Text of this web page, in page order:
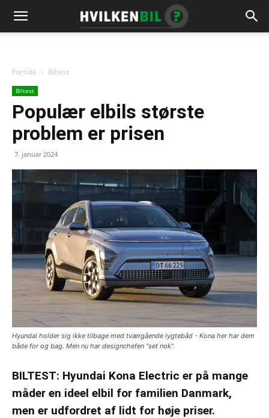
Forside Biltest
Biltest
Populær elbils største
problem er prisen
7. januar 2024
Hyundai holder sig ikke tilbage med tværgående lygtebåd - Kona her har dem
både for og bag. Men nu har designchefen "set nok".
BILTEST: Hyundai Kona Electric er på mange
måder en ideel elbil for familien Danmark,
men er udfordret af lidt for høje priser.